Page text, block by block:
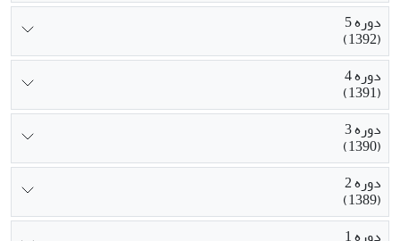
دوره 5
(1392)
دوره 4
(1391)
دوره 3
(1390)
دوره 2
(1389)